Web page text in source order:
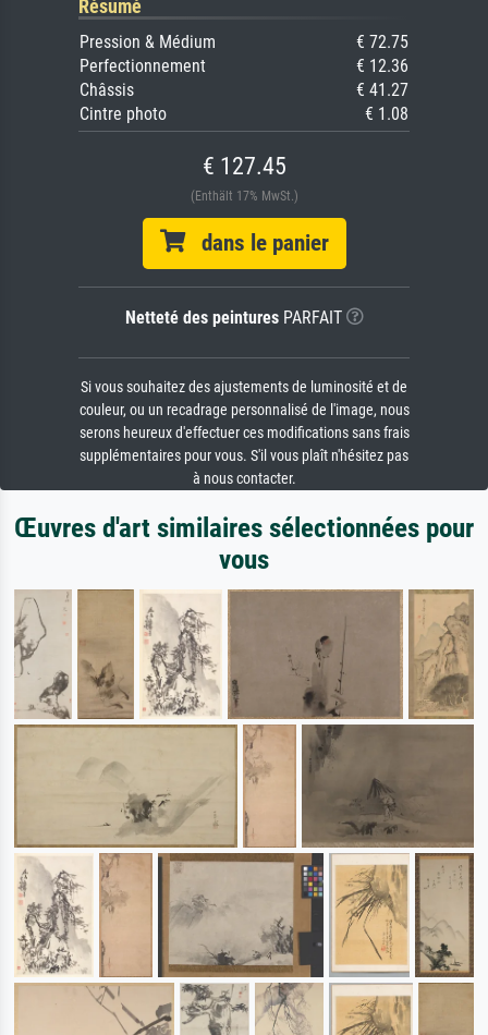
Résumé
Pression & Médium
€ 72.75
Perfectionnement
€ 12.36
Châssis
€ 41.27
Cintre photo
€ 1.08
€ 127.45
(Enthält 17% MwSt.)
dans le panier
Netteté des peinturesPARFAIT
Si vous souhaitez des ajustements de luminosité et de
couleur, ou un recadrage personnalisé de l'image, nous
serons heureux d'effectuer ces modifications sans frais
supplémentaires pour vous. S'il vous plaît n'hésitez pas
à nous contacter.
Œuvres d'art similaires sélectionnées pour
vous